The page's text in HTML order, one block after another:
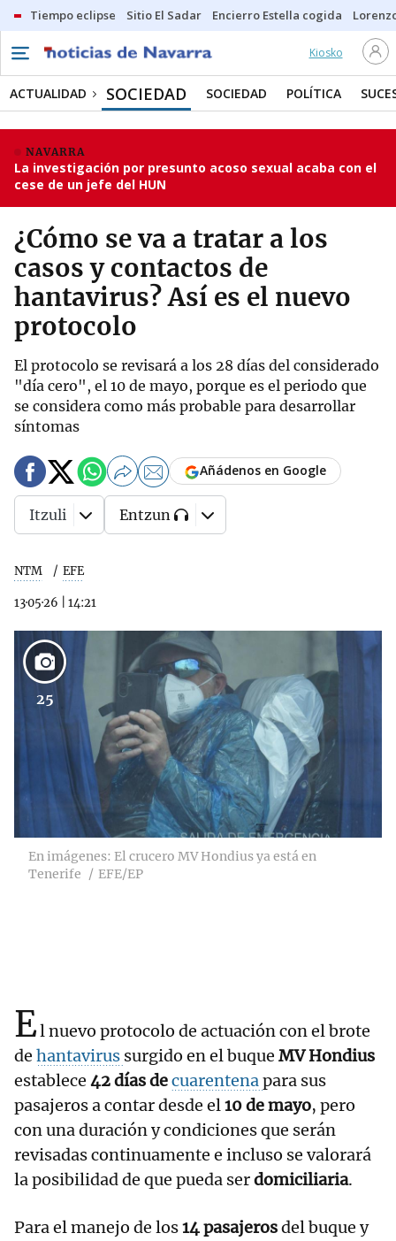
Tiempo eclipse Sitio El Sadar Encierro Estella cogida
Kiosko
ACTUALIDAD SOCIEDAD SOCIEDAD POLÍTICA
NAVARRA
La investigación por presunto acoso sexual acaba con el
cese de un jefe del HUN
¿Cómo se va a tratar a los
casos y contactos de
hantavirus? Así es el nuevo
protocolo
El protocolo se revisará a los 28 días del considerado
"día cero", el 10 de mayo, porque es el periodo que
se considera como más probable para desarrollar
síntomas
NTM EFE
13·05·26 14:21
Añádenos en Google
Itzuli Entzun
25
En imágenes: El crucero MV Hondius ya está en
Tenerife
EFE/EP
El nuevo protocolo de actuación con el brote
de hantavirus surgido en el buque MV Hondius
establece 42 días decuarentenapara sus
pasajeros a contar desde el10 de mayo, pero
con una duración y condiciones que serán
revisadas continuamente e incluso se valorará
la posibilidad de que pueda serdomiciliaria.
Para el manejo de los14 pasajerosdel buque y